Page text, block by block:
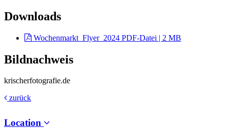
Downloads
Wochenmarkt_Flyer_2024 PDF-Datei | 2 MB
Bildnachweis
krischerfotografie.de
zurück
Location